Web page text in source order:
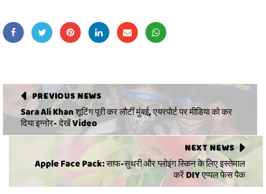
PREVIOUS NEWS
Sara Ali Khan शूटिंग पूरी कर लौटीं मुंबई, एयरपोर्ट पर मीडिया को कर
दिया इग्नोर- देखें Video
NEXT NEWS
Apple Face Pack: साफ-सुथरी और ग्लोइंग स्किन के लिए इस्तेमाल
करें DIY एप्पल फेस पैक